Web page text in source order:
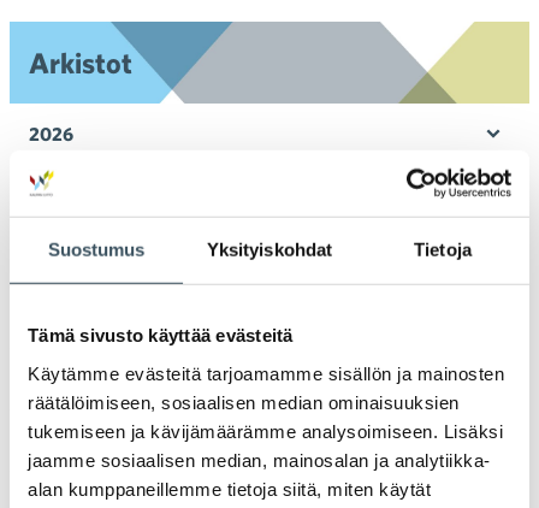
Suostumus Yksityiskohdat Tietoja
Tämä sivusto käyttää evästeitä
Käytämme evästeitä tarjoamamme sisällön ja mainosten
räätälöimiseen, sosiaalisen median ominaisuuksien
tukemiseen ja kävijämäärämme analysoimiseen. Lisäksi
jaamme sosiaalisen median, mainosalan ja analytiikka-
alan kumppaneillemme tietoja siitä, miten käytät
Arkistot
2026
2025
2024
2022
2021
2020